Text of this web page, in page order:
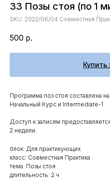
33 Позы стоя (по 1
SKU: 2022/06/04 Совместная
500 р.
Купить
Программа поз стоя составлена
Начальный Курс и Intermediate-1
Доступ к записям
2 недели.
блок: Для практикующих
класс: Совместная Практика
тема: Позы стоя
длительность: 2 ч